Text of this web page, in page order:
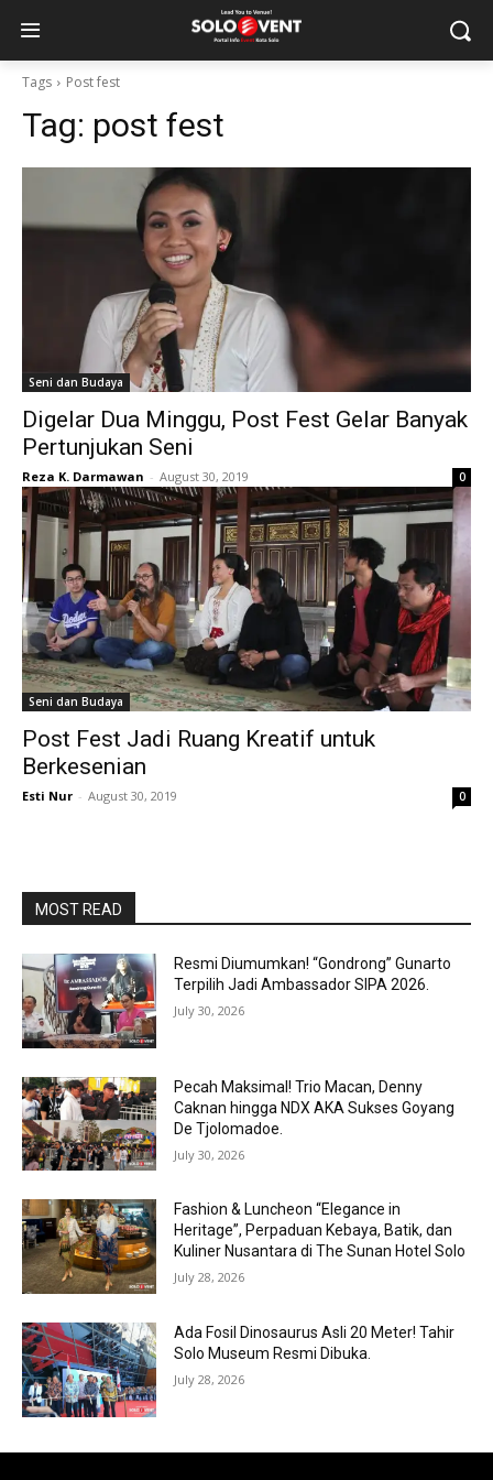
Tags Post fest
Tag: post fest
Seni dan Budaya
Digelar Dua Minggu, Post Fest Gelar Banyak
Pertunjukan Seni
Reza K. Darmawan - August 30, 2019 0
Seni dan Budaya
Post Fest Jadi Ruang Kreatif untuk
Berkesenian
Esti Nur - August 30, 2019 0
MOST READ
Resmi Diumumkan! “Gondrong” Gunarto
Terpilih Jadi Ambassador SIPA 2026.
July 30, 2026
Pecah Maksimal! Trio Macan, Denny
Caknan hingga NDX AKA Sukses Goyang
De Tjolomadoe.
July 30, 2026
Fashion & Luncheon “Elegance in
Heritage”, Perpaduan Kebaya, Batik, dan
Kuliner Nusantara di The Sunan Hotel Solo
July 28, 2026
Ada Fosil Dinosaurus Asli 20 Meter! Tahir
Solo Museum Resmi Dibuka.
July 28, 2026